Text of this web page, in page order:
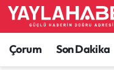
Çorum Son Dakika
Alaca Haberleri
Çorum Nöbetçi